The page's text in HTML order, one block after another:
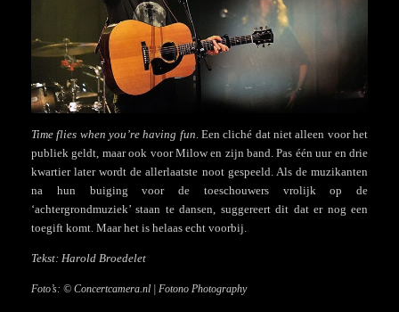
Time flies when you’re having fun. Een cliché dat niet alleen voor het
publiek geldt, maar ook voor Milow en zijn band. Pas één uur en drie
kwartier later wordt de allerlaatste noot gespeeld. Als de muzikanten
na hun buiging voor de toeschouwers vrolijk op de
‘achtergrondmuziek’ staan te dansen, suggereert dit dat er nog een
toegift komt. Maar het is helaas echt voorbij.
Tekst: Harold Broedelet
Foto’s: © Concertcamera.nl | Fotono Photography